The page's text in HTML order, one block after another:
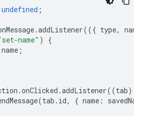
undefined ;
.addListener(({ type,
name
name" )
{
name ;
.onClicked .addListener((tab)
(tab . id, { name :